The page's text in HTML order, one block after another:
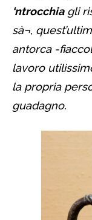
‘ntrocchiagli
sà¬,
antorca -
lavoro
la propria
guadagno.